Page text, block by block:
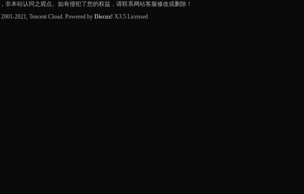
本站认同之观点。如有侵犯了您的权益，请联系网站客服修改或删除！
2021, Tencent Cloud. Powered byDiscuz! X3.5 Licensed